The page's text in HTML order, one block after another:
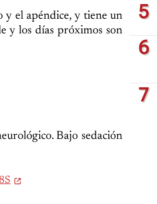
y el apéndice, y tiene un
y los días próximos son
Bajo sedación
5
6
7